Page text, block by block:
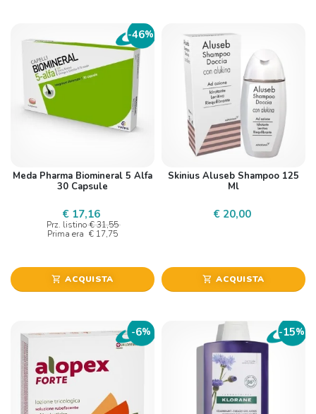
-46%
Meda Pharma Biomineral 5 Alfa
30 Capsule
€ 17,16
Prz. listino € 31,55
Prima era € 17,75
shopping_cart ACQUISTA
Skinius Aluseb Shampoo 125
Ml
€ 20,00
shopping_cart ACQUISTA
-6% -15%